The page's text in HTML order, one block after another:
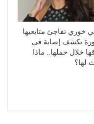
خوري تفاجئ متابعيها
تكشف إصابة في
خلال حملها.. ماذا
لها؟